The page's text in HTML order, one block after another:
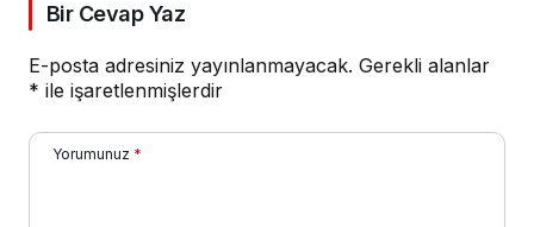
Bir Cevap Yaz
E-posta adresiniz yayınlanmayacak. Gerekli alanlar
* ile işaretlenmişlerdir
Yorumunuz *